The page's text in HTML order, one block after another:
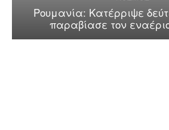
Ρουμανία: Κατέρριψε
παραβίασε τον